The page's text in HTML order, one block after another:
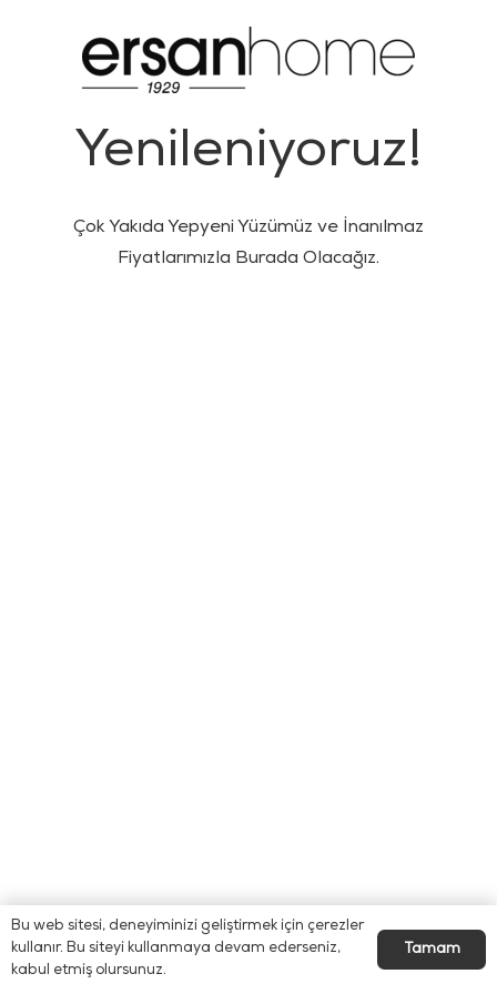
Yenileniyoruz!
Çok Yakıda Yepyeni Yüzümüz ve İnanılmaz
Fiyatlarımızla Burada Olacağız.
Bu web sitesi, deneyiminizi geliştirmek için çerezler
kullanır. Bu siteyi kullanmaya devam ederseniz,
kabul etmiş olursunuz.
Tamam